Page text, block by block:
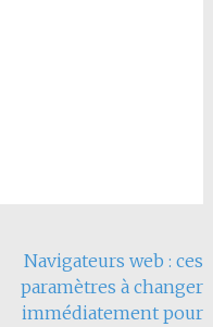
Navigateurs web : ces
paramètres à changer
immédiatement pour